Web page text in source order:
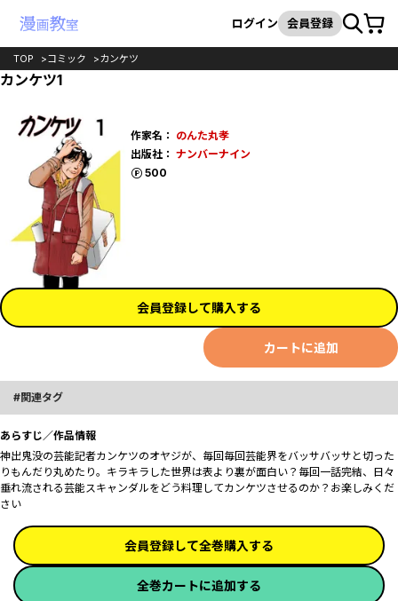
検索
ログイン 会員登録カート
TOP コミック カンケツ
カンケツ1
作家名： のんた丸孝
出版社： ナンバーナイン
500
ポイント
会員登録して購入する
カートに追加
関連タグ
あらすじ／作品情報
神出鬼没の芸能記者カンケツのオヤジが、毎回毎回芸能界をバッサバッサと切った
りもんだり丸めたり。キラキラした世界は表より裏が面白い？毎回一話完結、日々
垂れ流される芸能スキャンダルをどう料理してカンケツさせるのか？お楽しみくだ
さい
会員登録して全巻購入する
全巻カートに追加する